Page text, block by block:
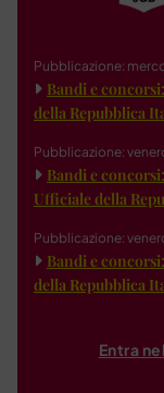
Pubblicazione:
Bandi e
della Repubblica
Pubblicazione:
Bandi e
Ufficiale della
Pubblicazione:
Bandi e
della Repubblica
Entra